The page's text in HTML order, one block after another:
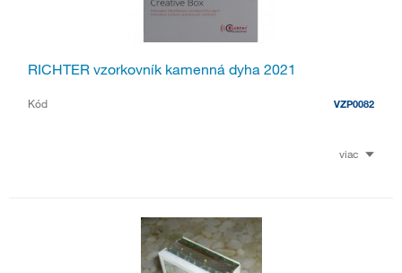
RICHTER vzorkovník kamenná dyha 2021
Kód VZP0082
viac